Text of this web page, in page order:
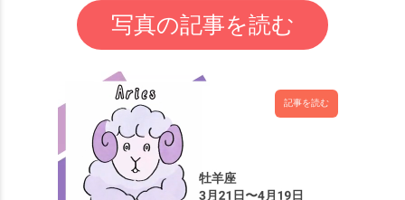
写真の記事を読む
記事を読む